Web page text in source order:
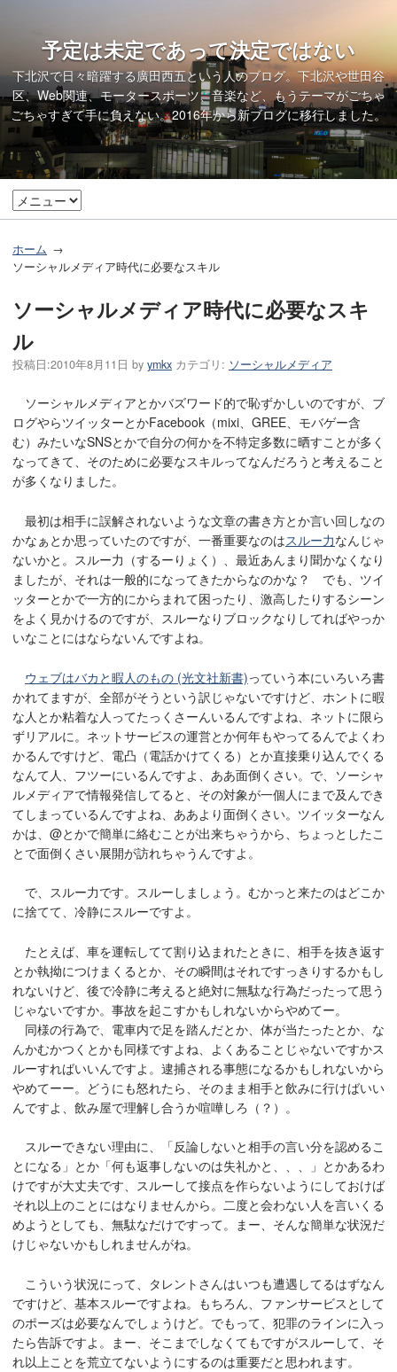
予定は未定であって決定ではない
下北沢で日々暗躍する廣田西五という人のブログ。下北沢や世田谷
区、Web関連、モータースポーツ、音楽など、もうテーマがごちゃ
ごちゃすぎて手に負えない。2016年から新ブログに移行しました。
ホーム
ソーシャルメディア時代に必要なスキル
ソーシャルメディア時代に必要なスキ
ル
投稿日:2010年8月11日 by ymkx カテゴリ: ソーシャルメディア
ソーシャルメディアとかバズワード的で恥ずかしいのですが、ブ
ログやらツイッターとかFacebook（mixi、GREE、モバゲー含
む）みたいなSNSとかで自分の何かを不特定多数に晒すことが多く
なってきて、そのために必要なスキルってなんだろうと考えること
が多くなりました。
最初は相手に誤解されないような文章の書き方とか言い回しなの
かなぁとか思っていたのですが、一番重要なのはスルー力なんじゃ
ないかと。スルー力（するーりょく）、最近あんまり聞かなくなり
ましたが、それは一般的になってきたからなのかな？ でも、ツイ
ッターとかで一方的にからまれて困ったり、激高したりするシーン
をよく見かけるのですが、スルーなりブロックなりしてればやっか
いなことにはならないんですよね。
ウェブはバカと暇人のもの (光文社新書)っていう本にいろいろ書
かれてますが、全部がそうという訳じゃないですけど、ホントに暇
な人とか粘着な人ってたっくさーんいるんですよね、ネットに限ら
ずリアルに。ネットサービスの運営とか何年もやってるんでよくわ
かるんですけど、電凸（電話かけてくる）とか直接乗り込んでくる
なんて人、フツーにいるんですよ、ああ面倒くさい。で、ソーシャ
ルメディアで情報発信してると、その対象が一個人にまで及んでき
てしまっているんですよね、ああより面倒くさい。ツイッターなん
かは、@とかで簡単に絡むことが出来ちゃうから、ちょっとしたこ
とで面倒くさい展開が訪れちゃうんですよ。
で、スルー力です。スルーしましょう。むかっと来たのはどこか
に捨てて、冷静にスルーですよ。
たとえば、車を運転してて割り込まれたときに、相手を抜き返す
とか執拗につけまくるとか、その瞬間はそれですっきりするかもし
れないけど、後で冷静に考えると絶対に無駄な行為だったって思う
じゃないですか。事故を起こすかもしれないからやめてー。
同様の行為で、電車内で足を踏んだとか、体が当たったとか、な
んかむかつくとかも同様ですよね、よくあることじゃないですかス
ルーすればいいんですよ。逮捕される事態になるかもしれないから
やめてーー。どうにも怒れたら、そのまま相手と飲みに行けばいい
んですよ、飲み屋で理解し合うか喧嘩しろ（？）。
スルーできない理由に、「反論しないと相手の言い分を認めるこ
とになる」とか「何も返事しないのは失礼かと、、、」とかあるわ
けですが大丈夫です、スルーして接点を作らないようにしておけば
それ以上のことにはなりませんから。二度と会わない人を言いくる
めようとしても、無駄なだけですって。まー、そんな簡単な状況だ
けじゃないかもしれませんがね。
こういう状況にって、タレントさんはいつも遭遇してるはずなん
ですけど、基本スルーですよね。もちろん、ファンサービスとして
のポーズは必要なんでしょうけど。でもって、犯罪のラインに入っ
たら告訴ですよ。まー、そこまでしなくてもですがスルーして、そ
れ以上ことを荒立てないようにするのは重要だと思われます。